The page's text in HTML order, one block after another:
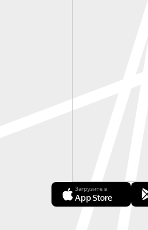
Загрузите в
App Store